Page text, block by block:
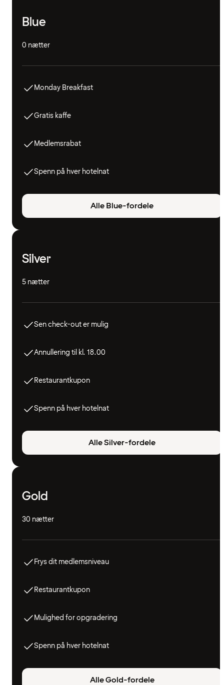
Blue
0 nætter
Monday Breakfast
Gratis kaffe
Medlemsrabat
Spenn på hver hotelnat
Alle Blue-fordele
Silver
5 nætter
Sen check-out er mulig
Annullering til kl. 18.00
Restaurantkupon
Spenn på hver hotelnat
Alle Silver-fordele
Gold
30 nætter
Frys dit medlemsniveau
Restaurantkupon
Mulighed for opgradering
Spenn på hver hotelnat
Alle Gold-fordele